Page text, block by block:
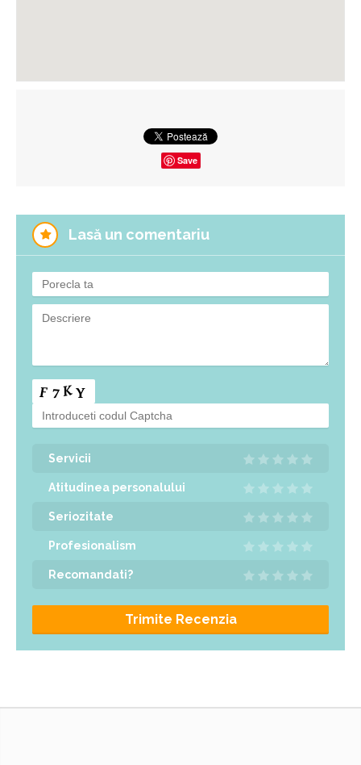
Save
Lasă un comentariu
Servicii
Atitudinea personalului
Seriozitate
Profesionalism
Recomandati?
Trimite Recenzia